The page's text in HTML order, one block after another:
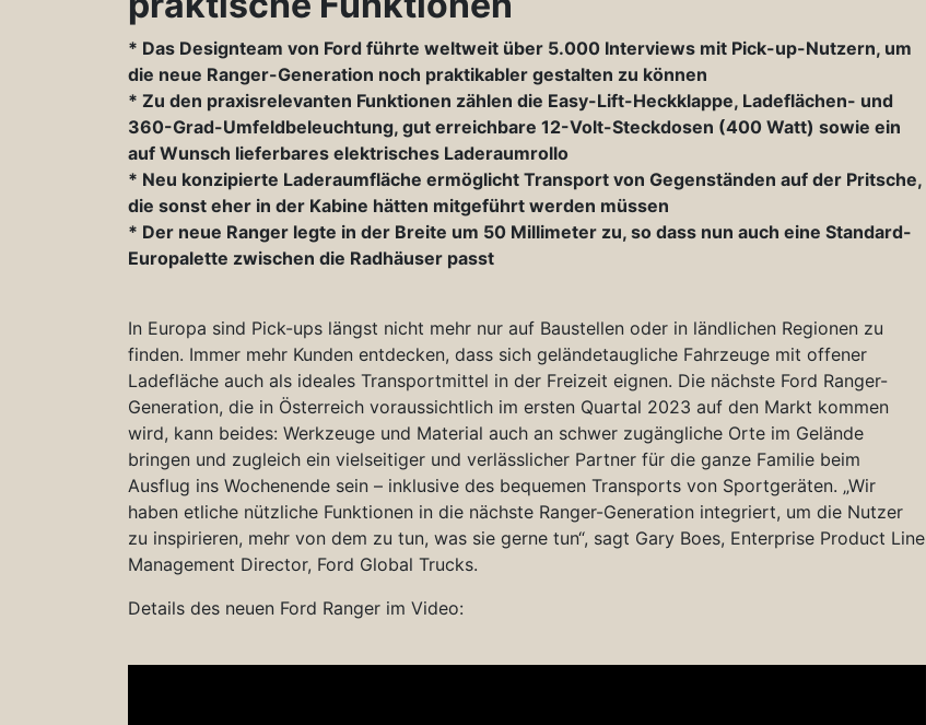
* Das Designteam von Ford führte weltweit über 5.000 Interviews mit Pick-up-Nutzern, um
die neue Ranger-Generation noch praktikabler gestalten zu können
* Zu den praxisrelevanten Funktionen zählen die Easy-Lift-Heckklappe, Ladeflächen- und
360-Grad-Umfeldbeleuchtung, gut erreichbare 12-Volt-Steckdosen (400 Watt) sowie ein
auf Wunsch lieferbares elektrisches Laderaumrollo
* Neu konzipierte Laderaumfläche ermöglicht Transport von Gegenständen auf der Pritsche,
die sonst eher in der Kabine hätten mitgeführt werden müssen
* Der neue Ranger legte in der Breite um 50 Millimeter zu, so dass nun auch eine Standard-
Europalette zwischen die Radhäuser passt
In Europa sind Pick-ups längst nicht mehr nur auf Baustellen oder in ländlichen Regionen zu
finden. Immer mehr Kunden entdecken, dass sich geländetaugliche Fahrzeuge mit offener
Ladefläche auch als ideales Transportmittel in der Freizeit eignen. Die nächste Ford Ranger-
Generation, die in Österreich voraussichtlich im ersten Quartal 2023 auf den Markt kommen
wird, kann beides: Werkzeuge und Material auch an schwer zugängliche Orte im Gelände
bringen und zugleich ein vielseitiger und verlässlicher Partner für die ganze Familie beim
Ausflug ins Wochenende sein – inklusive des bequemen Transports von Sportgeräten. „Wir
haben etliche nützliche Funktionen in die nächste Ranger-Generation integriert, um die Nutzer
zu inspirieren, mehr von dem zu tun, was sie gerne tun“, sagt Gary Boes, Enterprise Product Line
Management Director, Ford Global Trucks.
Details des neuen Ford Ranger im Video: